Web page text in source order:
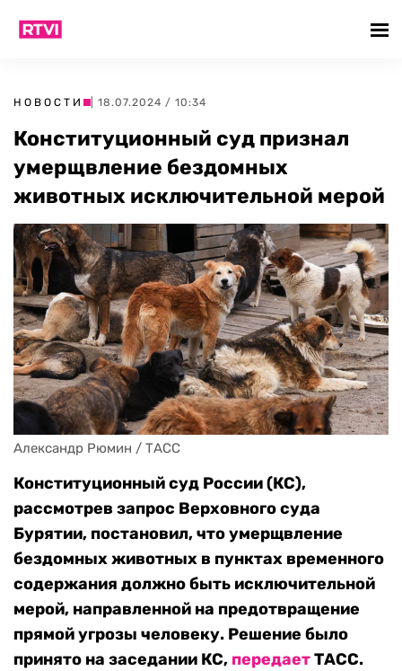
НОВОСТИ | 18.07.2024 / 10:34
Конституционный суд признал
умерщвление бездомных
животных исключительной мерой
Александр Рюмин / ТАСС
Конституционный суд России (КС),
рассмотрев запрос Верховного суда
Бурятии, постановил, что умерщвление
бездомных животных в пунктах временного
содержания должно быть исключительной
мерой, направленной на предотвращение
прямой угрозы человеку. Решение было
принято на заседании КС, передаетТАСС.